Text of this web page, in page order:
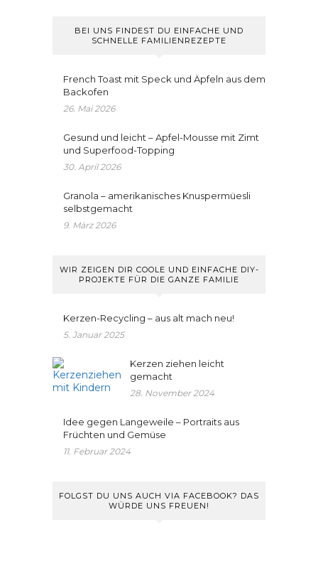
BEI UNS FINDEST DU EINFACHE UND
SCHNELLE FAMILIENREZEPTE
French Toast mit Speck und Äpfeln aus dem
Backofen
26. Mai 2026
Gesund und leicht – Apfel-Mousse mit Zimt
und Superfood-Topping
30. April 2026
Granola – amerikanisches Knuspermüesli
selbstgemacht
9. März 2026
WIR ZEIGEN DIR COOLE UND EINFACHE DIY-
PROJEKTE FÜR DIE GANZE FAMILIE
Kerzen-Recycling – aus alt mach neu!
5. Januar 2025
Kerzen ziehen leicht
gemacht
28. November 2024
Idee gegen Langeweile – Portraits aus
Früchten und Gemüse
11. Februar 2024
FOLGST DU UNS AUCH VIA FACEBOOK? DAS
WÜRDE UNS FREUEN!